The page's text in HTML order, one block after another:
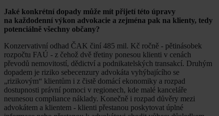
Jaké konkrétní dopady může mít přijetí této úpravy
na každodenní výkon advokacie a zejména pak na klienty, tedy
potenciálně všechny občany?
Konzervativní odhad ČAK činí 485 mil. Kč ročně - pětinásobek
rozpočtu FAÚ - z čehož dvě třetiny ponesou klienti v cenách
převodů nemovitostí, dědictví a podnikatelských transakcí. Druhým
dopadem je riziko sebecenzury advokáta vyhýbajícího se
„rizikovým“ klientům i z čistě domácí ekonomiky a rozpad
dostupnosti právní pomoci v regionech, kde malé kanceláře
neunesou compliance náklady. Konečně i rozpad důvěry mezi
advokátem a klientem - klienti přestanou poskytovat úplné